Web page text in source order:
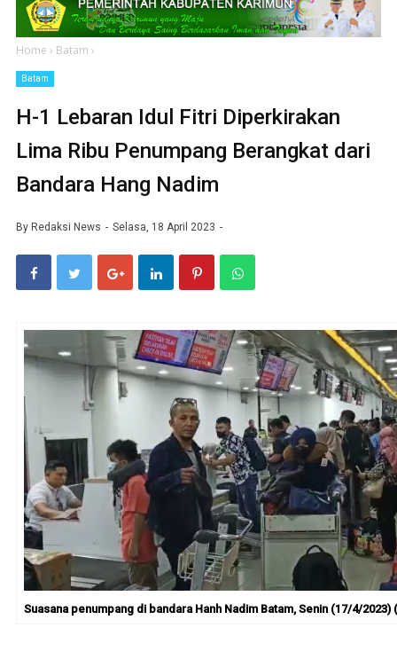
Home › Batam ›
Batam
H-1 Lebaran Idul Fitri Diperkirakan
Lima Ribu Penumpang Berangkat dari
Bandara Hang Nadim
By Redaksi News Selasa, 18 April 2023
Suasana penumpang di bandara Hanh Nadim Batam, Senin (17/4/